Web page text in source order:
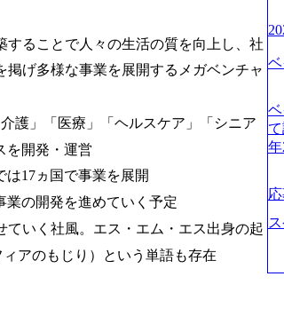
することで人々の生活の質を向上し、社
げ多様な事業を展開するメガベンチャ
護」「医療」「ヘルスケア」「シニア
を開発・運営
は17ヵ国で事業を展開
業の開発を進めていく予定
いく社風。エス・エム・エス出身の起
アのもじり）という単語も存在
日(土) 面接
賞
ト